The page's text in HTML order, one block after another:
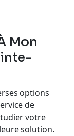
Mon
options
de
votre
solution.